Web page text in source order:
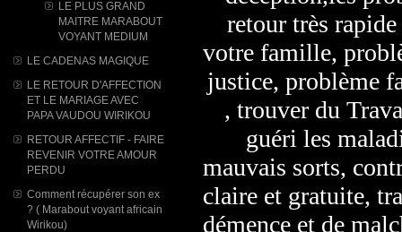
LE PLUS GRAND
MAITRE MARABOUT
VOYANT MEDIUM
LE CADENAS MAGIQUE
LE RETOUR D'AFFECTION
ET LE MARIAGE AVEC
PAPA VAUDOU WIRIKOU
RETOUR AFFECTIF - FAIRE
REVENIR VOTRE AMOUR
PERDU
Comment récupérer son ex
? ( Marabout voyant africain
Wirikou)
retour très
votre famille,
justice, problème
, trouver du
guéri les
mauvais sorts,
claire et gratuite,
démence et de